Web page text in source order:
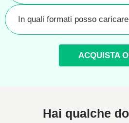
In quali formati posso
ACQUISTA
Hai qualche